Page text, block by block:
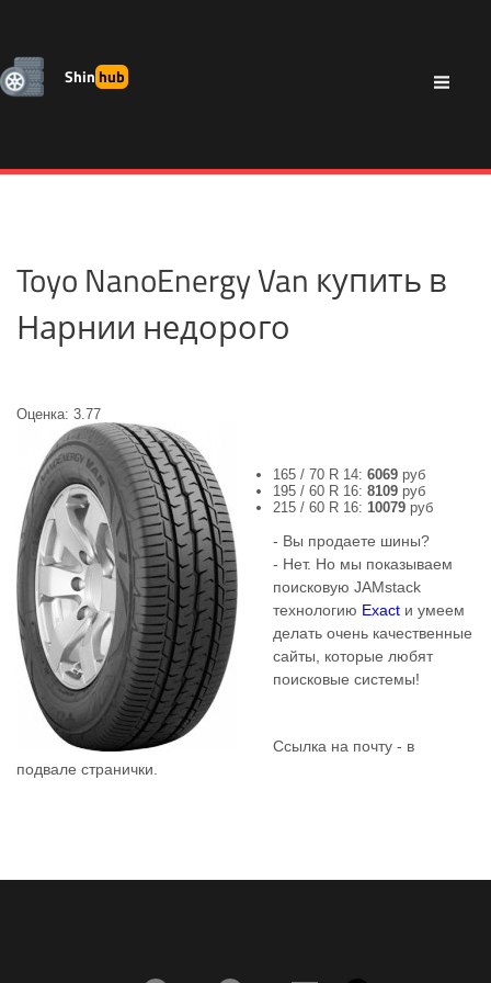
Shinhub
Toyo NanoEnergy Van купить в
Нарнии недорого
Оценка: 3.77
165 / 70 R 14: 6069 руб
195 / 60 R 16: 8109 руб
215 / 60 R 16: 10079 руб
- Вы продаете шины?
- Нет. Но мы показываем
поисковую JAMstack
технологию Exact и умеем
делать очень качественные
сайты, которые любят
поисковые системы!
Ссылка на почту - в
подвале странички.